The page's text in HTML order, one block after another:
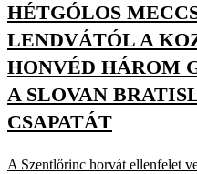
HÉTGÓLOS
LENDVÁTÓL A
HONVÉD HÁROM
A SLOVAN
CSAPATÁT
A Szentlőrinc horvát ellenfelet